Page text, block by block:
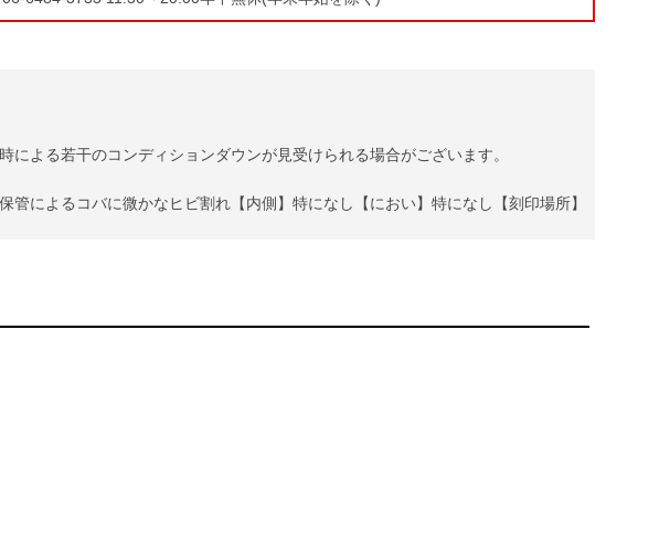
よる若干のコンディションダウンが見受けられる場合がございます。
管によるコバに微かなヒビ割れ【内側】特になし【におい】特になし【刻印場所】